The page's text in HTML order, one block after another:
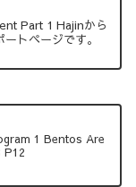
Part 1 Hajinから
トページです。
1 Bentos Are